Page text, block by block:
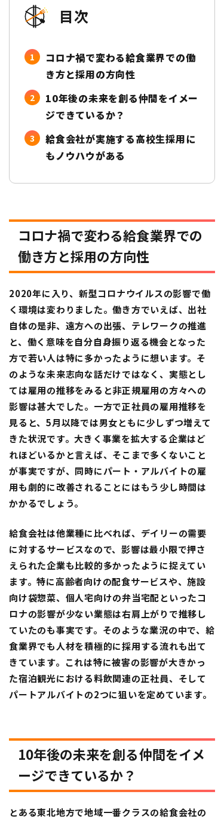
目次
コロナ禍で変わる給食業界での働
き方と採用の方向性
10年後の未来を創る仲間をイメー
ジできているか？
給食会社が実施する高校生採用に
もノウハウがある
コロナ禍で変わる給食業界での
働き方と採用の方向性
2020年に入り、新型コロナウイルスの影響で働
く環境は変わりました。働き方でいえば、出社
自体の是非、遠方への出張、テレワークの推進
と、働く意味を自分自身振り返る機会となった
方で若い人は特に多かったように想います。そ
のような未来志向な話だけではなく、実態とし
ては雇用の推移をみると非正規雇用の方々への
影響は甚大でした。一方で正社員の雇用推移を
見ると、5月以降では男女ともに少しずつ増えて
きた状況です。大きく事業を拡大する企業はど
れほどいるかと言えば、そこまで多くないこと
が事実ですが、同時にパート・アルバイトの雇
用も劇的に改善されることにはもう少し時間は
かかるでしょう。
給食会社は他業種に比べれば、デイリーの需要
に対するサービスなので、影響は最小限で押さ
えられた企業も比較的多かったように捉えてい
ます。特に高齢者向けの配食サービスや、施設
向け袋惣菜、個人宅向けの弁当宅配といったコ
ロナの影響が少ない業態は右肩上がりで推移し
ていたのも事実です。そのような業況の中で、給
食業界でも人材を積極的に採用する流れも出て
きています。これは特に被害の影響が大きかっ
た宿泊観光における料飲関連の正社員、そして
パートアルバイトの2つに狙いを定めています。
10年後の未来を創る仲間をイメ
ージできているか？
とある東北地方で地域一番クラスの給食会社の